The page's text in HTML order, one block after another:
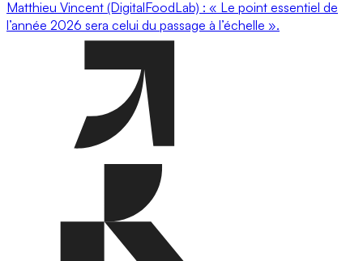
Matthieu Vincent (DigitalFoodLab) : « Le point essentiel de
l’année 2026 sera celui du passage à l’échelle ».